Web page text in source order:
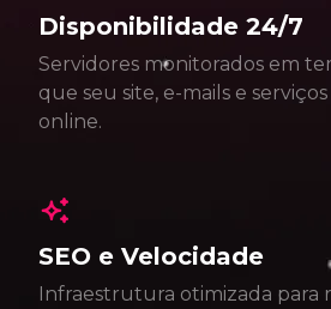
Disponibilidade 24/7
Servidores monitorados em
que seu site, e-mails e
online.
SEO e Velocidade
Infraestrutura otimizada para